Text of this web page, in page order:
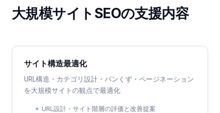
大規模サイトSEOの支援内容
サイト構造最適化
URL構造・カテゴリ設計・パンくず・ページネーション
を大規模サイトの観点で最適化
URL設計・サイト階層の評価と改善提案